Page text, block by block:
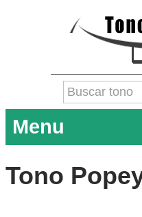
Menu
Tono